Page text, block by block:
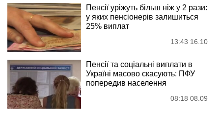
Пенсії уріжуть більш ніж у 2 рази:
у яких пенсіонерів залишиться
25% виплат
13:43 16.10
Пенсії та соціальні виплати в
Україні масово скасують: ПФУ
попередив населення
08:18 08.09